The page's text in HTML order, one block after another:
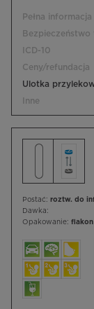
Pełna
Bezpieczeństwo
ICD-10
Ceny/refundacja
Ulotka
Inne
Postać: roztw. do
Dawka:
Opakowanie: flakon